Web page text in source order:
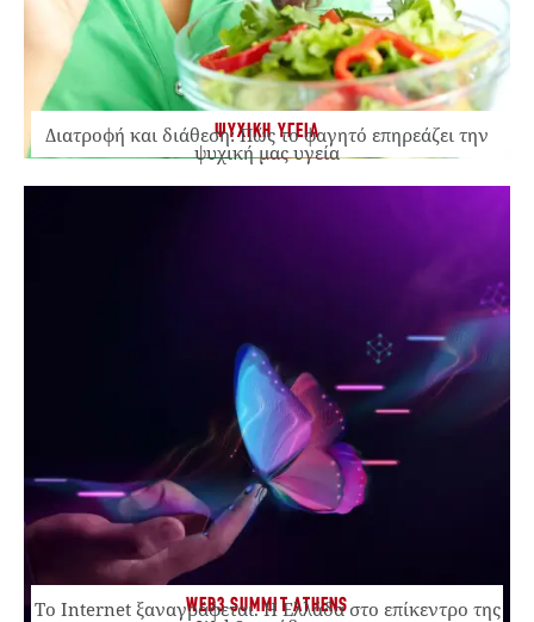
ΨΥΧΙΚΗ ΥΓΕΙΑ
Διατροφή και διάθεση: Πώς το φαγητό επηρεάζει την
ψυχική μας υγεία
WEB3 SUMMIT ATHENS
Το Internet ξαναγράφεται. Η Ελλάδα στο επίκεντρο της